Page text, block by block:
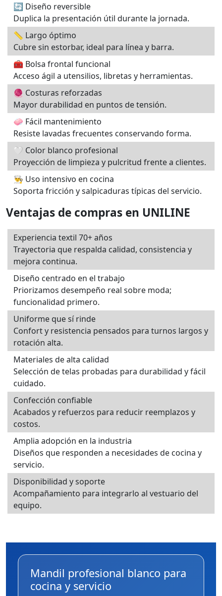
🔄 Diseño reversible
Duplica la presentación útil durante la jornada.
📏 Largo óptimo
Cubre sin estorbar, ideal para línea y barra.
🧰 Bolsa frontal funcional
Acceso ágil a utensilios, libretas y herramientas.
🧶 Costuras reforzadas
Mayor durabilidad en puntos de tensión.
🧼 Fácil mantenimiento
Resiste lavadas frecuentes conservando forma.
🤍 Color blanco profesional
Proyección de limpieza y pulcritud frente a clientes.
👨‍🍳 Uso intensivo en cocina
Soporta fricción y salpicaduras típicas del servicio.
Ventajas de compras en UNILINE
Experiencia textil 70+ años
Trayectoria que respalda calidad, consistencia y
mejora continua.
Diseño centrado en el trabajo
Priorizamos desempeño real sobre moda;
funcionalidad primero.
Uniforme que sí rinde
Confort y resistencia pensados para turnos largos y
rotación alta.
Materiales de alta calidad
Selección de telas probadas para durabilidad y fácil
cuidado.
Confección confiable
Acabados y refuerzos para reducir reemplazos y
costos.
Amplia adopción en la industria
Diseños que responden a necesidades de cocina y
servicio.
Disponibilidad y soporte
Acompañamiento para integrarlo al vestuario del
equipo.
Mandil profesional blanco para
cocina y servicio